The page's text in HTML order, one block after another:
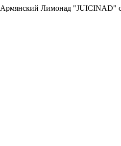
Армянский Лимонад "JUICINAD"